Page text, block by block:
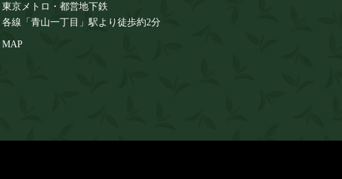
東京メトロ・都営地下鉄
各線「青山一丁目」駅より徒歩約2分
MAP